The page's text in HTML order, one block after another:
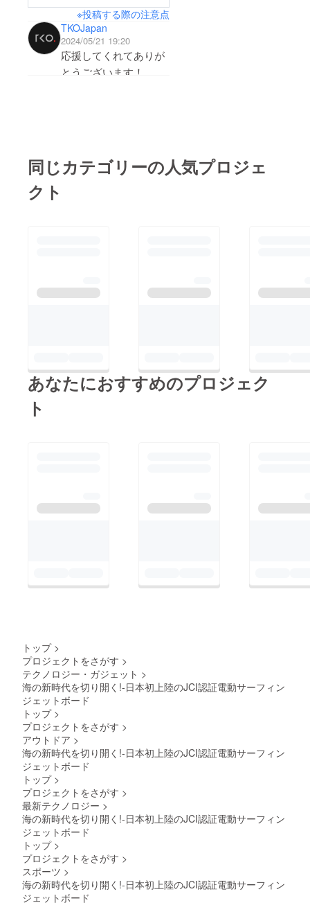
れからも頑張りますの
で、皆様応援お願いし
ます！！
※投稿する際の注意点
TKOJapan
2024/05/21 19:20
応援してくれてありが
とうございます！
同じカテゴリーの人気プロジェ
クト
あなたにおすすめのプロジェク
ト
トップ >
プロジェクトをさがす >
テクノロジー・ガジェット >
海の新時代を切り開く!-日本初上陸のJCI認証電動サーフィン
ジェットボード
トップ >
プロジェクトをさがす >
アウトドア >
海の新時代を切り開く!-日本初上陸のJCI認証電動サーフィン
ジェットボード
トップ >
プロジェクトをさがす >
最新テクノロジー >
海の新時代を切り開く!-日本初上陸のJCI認証電動サーフィン
ジェットボード
トップ >
プロジェクトをさがす >
スポーツ >
海の新時代を切り開く!-日本初上陸のJCI認証電動サーフィン
ジェットボード